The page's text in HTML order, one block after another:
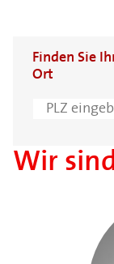
Finden Sie
Ort
Wir